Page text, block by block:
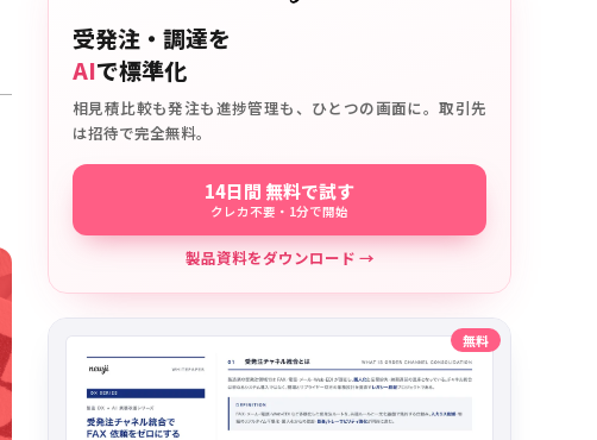
受発注・調達を
AIで標準化
相見積比較も発注も進捗管理も、ひとつの画面に。取引先
は招待で完全無料。
14日間 無料で試す
クレカ不要・1分で開始
製品資料をダウンロード →
無料